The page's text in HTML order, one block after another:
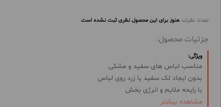
تعداد نظرات هنوز برای این محصول نظری ثبت نشده است
جزئیات محصول:
ویژگی:
مناسب لباس های سفید و مشکی
بدون ایجاد لک سفید یا زرد روی لباس
با رایحه ملایم و انرژی بخش
قابل استفاده در تمامی فصول سال
مشاهده بیشتر